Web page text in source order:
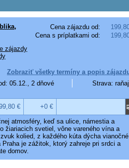
Cena zájazdu od:
Cena s príplatkami od:
,
zájazdy
Zobraziť všetky termíny a popis
05.12., 2 dňové Strava:
€
+0 €
atmosféry, keď sa ulice, námestia a
žiariacich svetiel, vône vareného vína a
kolied, z každého kúta dýcha vianočné
je zážitok, ktorý zahreje pri srdci a
domov.